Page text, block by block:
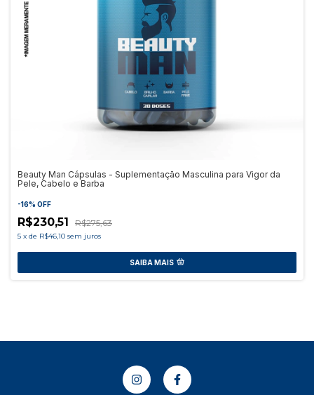
Beauty Man Cápsulas - Suplementação Masculina para Vigor da
Pele, Cabelo e Barba
-16% OFF
R$230,51 R$275,63
5 x de R$46,10 sem juros
SAIBA MAIS